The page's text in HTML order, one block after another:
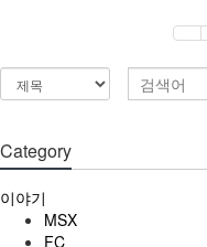
Category
이야기
MSX
FC